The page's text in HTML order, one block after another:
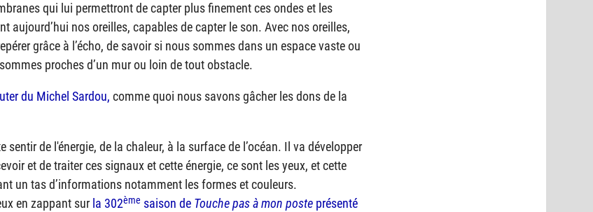
qui lui permettront de capter plus finement ces ondes et les
aujourd’hui nos oreilles, capables de capter le son. Avec nos oreilles,
grâce à l’écho, de savoir si nous sommes dans un espace vaste ou
proches d’un mur ou loin de tout obstacle.
du Michel Sardou, comme quoi nous savons gâcher les dons de la
sentir de l'énergie, de la chaleur, à la surface de l’océan. Il va développer
et de traiter ces signaux et cette énergie, ce sont les yeux, et cette
un tas d’informations notamment les formes et couleurs.
en zappant sur la 302ème saison de Touche pas à mon poste présenté